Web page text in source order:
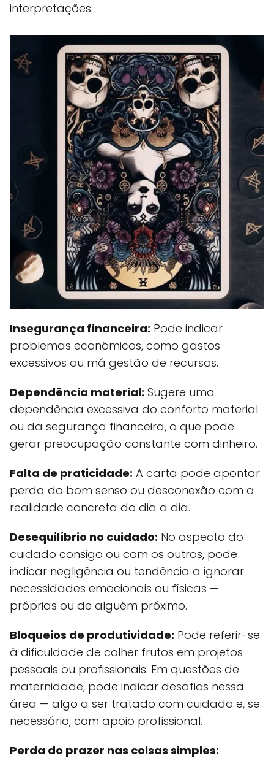
interpretações:
Insegurança financeira: Pode indicar
problemas econômicos, como gastos
excessivos ou má gestão de recursos.
Dependência material: Sugere uma
dependência excessiva do conforto material
ou da segurança financeira, o que pode
gerar preocupação constante com dinheiro.
Falta de praticidade: A carta pode apontar
perda do bom senso ou desconexão com a
realidade concreta do dia a dia.
Desequilíbrio no cuidado: No aspecto do
cuidado consigo ou com os outros, pode
indicar negligência ou tendência a ignorar
necessidades emocionais ou físicas —
próprias ou de alguém próximo.
Bloqueios de produtividade: Pode referir-se
à dificuldade de colher frutos em projetos
pessoais ou profissionais. Em questões de
maternidade, pode indicar desafios nessa
área — algo a ser tratado com cuidado e, se
necessário, com apoio profissional.
Perda do prazer nas coisas simples: